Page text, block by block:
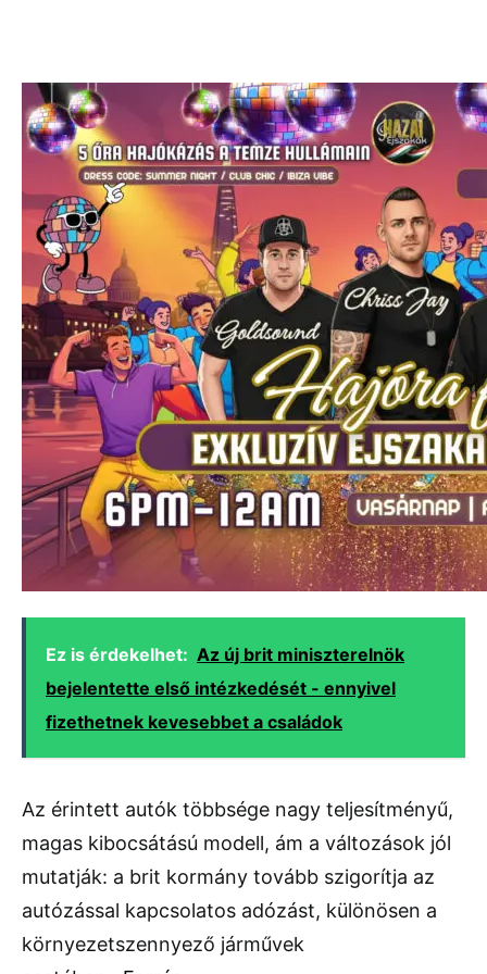
Ez is érdekelhet: Az új brit miniszterelnök
bejelentette első intézkedését - ennyivel
fizethetnek kevesebbet a családok
Az érintett autók többsége nagy teljesítményű,
magas kibocsátású modell, ám a változások jól
mutatják: a brit kormány tovább szigorítja az
autózással kapcsolatos adózást, különösen a
környezetszennyező járművek